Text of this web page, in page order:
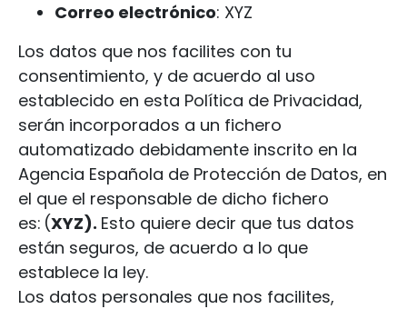
Correo electrónico: XYZ
Los datos que nos facilites con tu
consentimiento, y de acuerdo al uso
establecido en esta Política de Privacidad,
serán incorporados a un fichero
automatizado debidamente inscrito en la
Agencia Española de Protección de Datos, en
el que el responsable de dicho fichero
es: (XYZ). Esto quiere decir que tus datos
están seguros, de acuerdo a lo que
establece la ley.
Los datos personales que nos facilites,